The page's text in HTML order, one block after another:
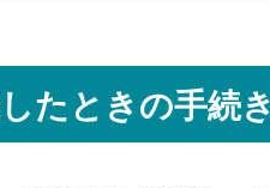
たときの手続き